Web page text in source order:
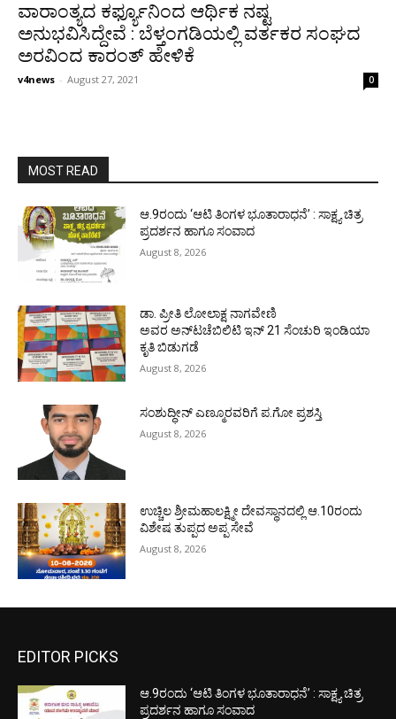
ವಾರಾಂತ್ಯದ ಕರ್ಫ್ಯೂನಿಂದ ಆರ್ಥಿಕ ನಷ್ಟ
ಅನುಭವಿಸಿದ್ದೇವೆ : ಬೆಳ್ತಂಗಡಿಯಲ್ಲಿ ವರ್ತಕರ ಸಂಘದ
ಅರವಿಂದ ಕಾರಂತ್ ಹೇಳಿಕೆ
v4news - August 27, 2021 0
MOST READ
ಆ.9ರಂದು ‘ಆಟಿ ತಿಂಗಳ ಭೂತಾರಾಧನೆ’ : ಸಾಕ್ಷ್ಯ ಚಿತ್ರ
ಪ್ರದರ್ಶನ ಹಾಗೂ ಸಂವಾದ
August 8, 2026
ಡಾ. ಪ್ರೀತಿ ಲೋಲಾಕ್ಷ ನಾಗವೇಣಿ
ಅವರ ಅನ್‌ಟಚೆಬಿಲಿಟಿ ಇನ್ 21 ಸೆಂಚುರಿ ಇಂಡಿಯಾ
ಕೃತಿ ಬಿಡುಗಡೆ
August 8, 2026
ಸಂಶುದ್ಧೀನ್ ಎಣ್ಮೂರವರಿಗೆ ಪ.ಗೋ ಪ್ರಶಸ್ತಿ
August 8, 2026
ಉಚ್ಚಿಲ ಶ್ರೀಮಹಾಲಕ್ಷ್ಮೀ ದೇವಸ್ಥಾನದಲ್ಲಿ ಆ.10ರಂದು
ವಿಶೇಷ ತುಪ್ಪದ ಅಪ್ಪ ಸೇವೆ
August 8, 2026
EDITOR PICKS
ಆ.9ರಂದು ‘ಆಟಿ ತಿಂಗಳ ಭೂತಾರಾಧನೆ’ : ಸಾಕ್ಷ್ಯ ಚಿತ್ರ
ಪ್ರದರ್ಶನ ಹಾಗೂ ಸಂವಾದ